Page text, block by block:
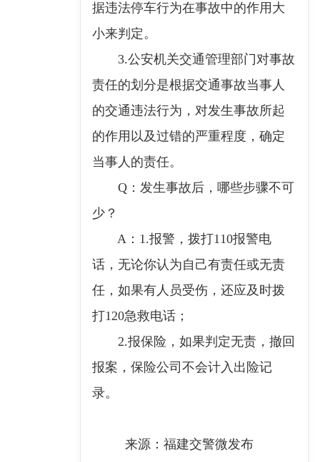
据违法停车行为在事故中的作用大
小来判定。
3.公安机关交通管理部门对事故
责任的划分是根据交通事故当事人
的交通违法行为，对发生事故所起
的作用以及过错的严重程度，确定
当事人的责任。
Q：发生事故后，哪些步骤不可
少？
A：1.报警，拨打110报警电
话，无论你认为自己有责任或无责
任，如果有人员受伤，还应及时拨
打120急救电话；
2.报保险，如果判定无责，撤回
报案，保险公司不会计入出险记
录。
来源：福建交警微发布